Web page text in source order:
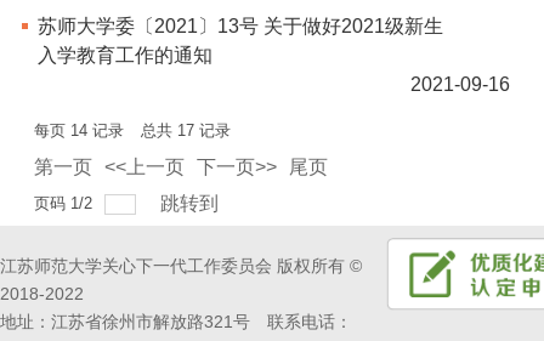
苏师大学委〔2021〕13号 关于做好2021级新生
入学教育工作的通知
2021-09-16
每页 14记录 总共 17记录
第一页 <<上一页 下一页>> 尾页
页码 1/2 跳转到
江苏师范大学关心下一代工作委员会 版权所有 ©
2018-2022
地址：江苏省徐州市解放路321号 联系电话：